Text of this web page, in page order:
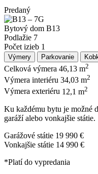
Predaný
Bytový dom B13
Podlažie 7
Počet izieb 1
Výmery Parkovanie
Celková výmera 46,13 m2
Výmera interiéru 34,03 m2
Výmera exteriéru 12,1 m2
Ku každému bytu je možné
garáží alebo vonkajšie státie.
Garážové státie 19 990 €
Vonkajšie státie 14 990 €
*Platí do vypredania